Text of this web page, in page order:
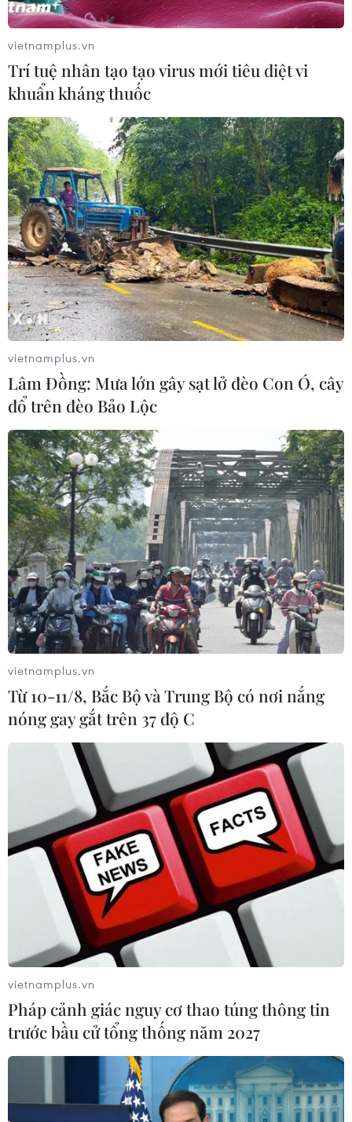
vietnamplus.vn
Trí tuệ nhân tạo tạo virus mới tiêu diệt vi
khuẩn kháng thuốc
vietnamplus.vn
Lâm Đồng: Mưa lớn gây sạt lở đèo Con Ó, cây
đổ trên đèo Bảo Lộc
vietnamplus.vn
Từ 10-11/8, Bắc Bộ và Trung Bộ có nơi nắng
nóng gay gắt trên 37 độ C
vietnamplus.vn
Pháp cảnh giác nguy cơ thao túng thông tin
trước bầu cử tổng thống năm 2027